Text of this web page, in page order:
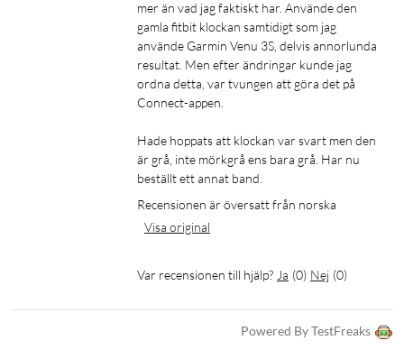
Metabolisk ålder
Skapa träningspass
Handledsbaserad löpkraft
Handledsbaserad löpdynamik
Ljudupptagning för aktiviteter
Skapa intervallpass
Upplevd ansträngning
Intensiva minuter
Registrera dina aktiviteter
mer än vad jag faktiskt har. Använde den
gamla fitbit klockan samtidigt som jag
använde Garmin Venu 3S, delvis annorlunda
resultat. Men efter ändringar kunde jag
ordna detta, var tvungen att göra det på
Connect-appen.
Hade hoppats att klockan var svart men den
är grå, inte mörkgrå ens bara grå. Har nu
beställt ett annat band.
Recensionen är översatt från norska
Visa original
Var recensionen till hjälp? Ja (0) Nej (0)
Powered By TestFreaks